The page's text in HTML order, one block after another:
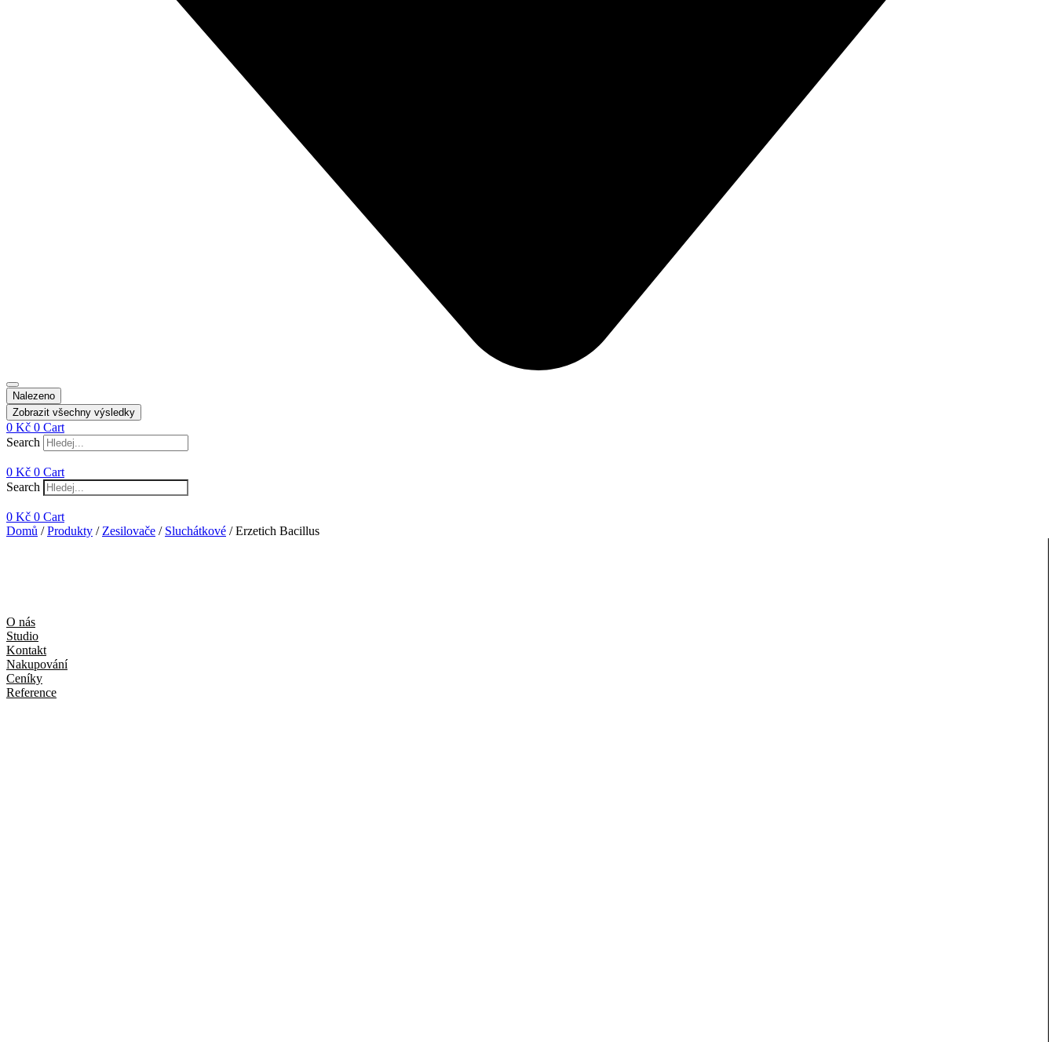
Nalezeno
Zobrazit všechny výsledky
0 Kč 0 Cart
Search
0 Kč 0 Cart
Search
0 Kč 0 Cart
Domů /Produkty /Zesilovače / Sluchátkové / Erzetich Bacillus
O nás
Studio
Kontakt
Nakupování
Ceníky
Reference